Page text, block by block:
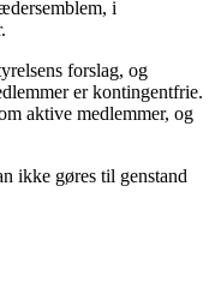
i
forslag, og
er kontingentfrie.
aktive medlemmer, og
ikke gøres til genstand